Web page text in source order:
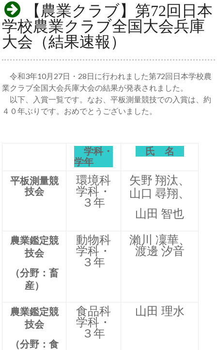
【農業クラブ】第72回日本
学校農業クラブ全国大会兵庫
大会（結果速報）
令和3年10月27日・28日に行われました第72回日本学校農
業クラブ全国大会兵庫大会の結果が発表されました。
以下、入賞一覧です。なお、平板測量競技での入賞は、約
４０年ぶりです。おめでとうございました。
学科・
学年
氏 名
平板測量競
技会
環境科
学科・
３年
矢野 翔汰、
山口 尋翔、
山田 智也
農業鑑定競
技会
（分野：畜
産）
動物科
学科・
３年
瀨川 凜華、
渡邊 汐音
農業鑑定競
技会
（分野：食
食品科
学科・
３年
山田 理水